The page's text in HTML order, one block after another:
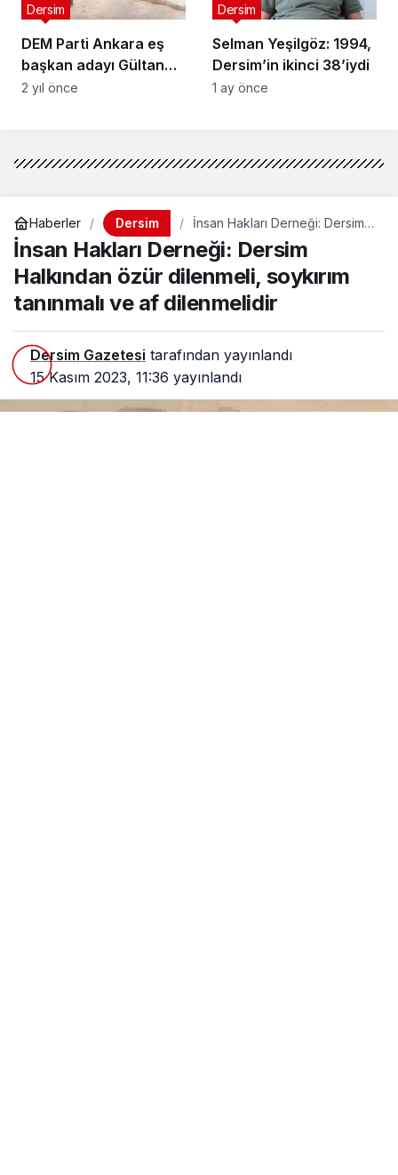
DEM Parti Ankara eş
başkan adayı Gültan
Kışanak, ilk seçim
biziz, bu mücadele
Dersim
2 yıl önce
Selman Yeşilgöz: 1994,
Dersim’in ikinci 38’iydi
Dersim
1 ay önce
Haberler Dersim
İnsan Hakları Derneği: Dersim
Halkından özür dilenmeli,
soykırım tanınmalı ve af
dilenmelidir
İnsan Hakları Derneği: Dersim
Halkından özür dilenmeli, soykırım
tanınmalı ve af dilenmelidir
Dersim Gazetesi tarafından yayınlandı
15 Kasım 2023, 11:36 yayınlandı